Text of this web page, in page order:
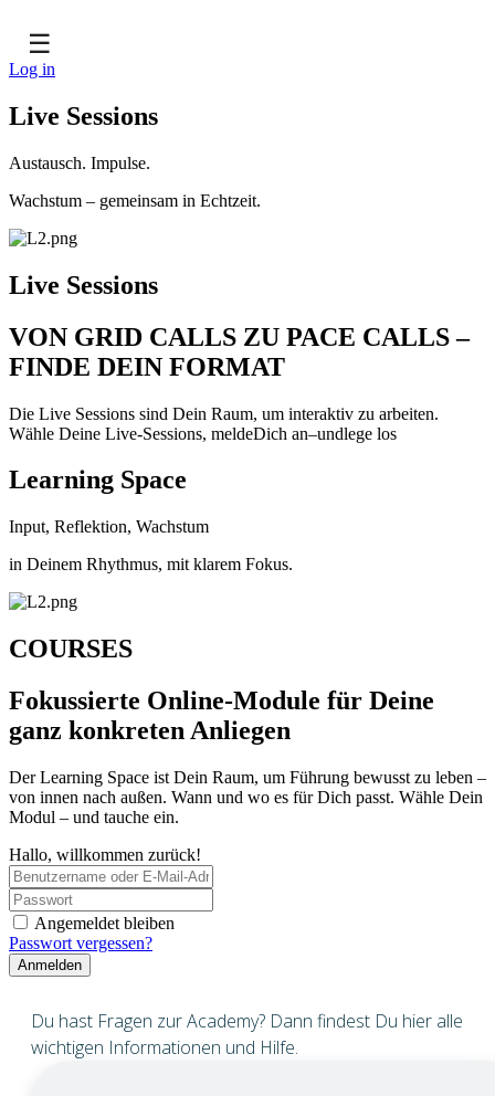
☰
Log in
Live Sessions
Austausch. Impulse.
Wachstum – gemeinsam in Echtzeit.
Live Sessions
VON GRID CALLS ZU PACE CALLS –
FINDE DEIN FORMAT
Die Live Sessions sind Dein Raum, um interaktiv zu arbeiten.
Wähle Deine Live-Sessions, meldeDich an–undlege los
Learning Space
Input, Reflektion, Wachstum
in Deinem Rhythmus, mit klarem Fokus.
COURSES
Fokussierte Online-Module für Deine
ganz konkreten Anliegen
Der Learning Space ist Dein Raum, um Führung bewusst zu leben –
von innen nach außen. Wann und wo es für Dich passt. Wähle Dein
Modul – und tauche ein.
Hallo, willkommen zurück!
Angemeldet bleiben
Passwort vergessen?
Anmelden
Du hast Fragen zur Academy? Dann findest Du hier alle
wichtigen Informationen und Hilfe.